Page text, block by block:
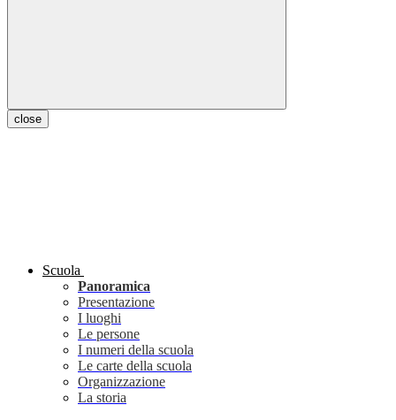
close
Scuola
Panoramica
Presentazione
I luoghi
Le persone
I numeri della scuola
Le carte della scuola
Organizzazione
La storia